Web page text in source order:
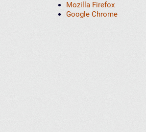
Mozilla Firefox
Google Chrome